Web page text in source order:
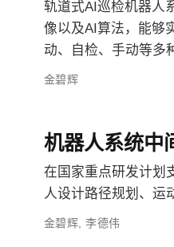
轨道式AI巡检机器人
像以及AI算法，能够
动、自检、手动等多
金碧辉
机器人系统中
在国家重点研发计划
人设计路径规划、运
金碧辉 ,李德伟